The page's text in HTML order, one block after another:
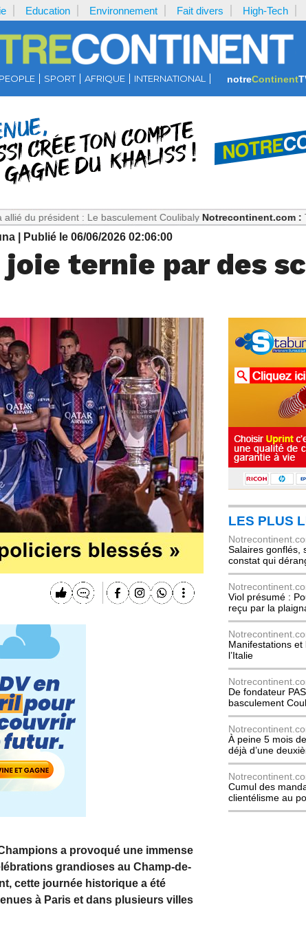
Education Environnement Fait divers High-Tech
PEOPLE SPORT AFRIQUE INTERNATIONAL notreContinent
: Le basculement Coulibaly Notrecontinent.com : Théorie
| Publié le 06/06/2026 02:06:00
joie ternie par des
a provoqué une immense
grandioses au Champ-de-
cette journée historique a été
à Paris et dans plusieurs villes
LES PLUS
Salaires gonflés,
constat qui
Viol présumé :
reçu par la
Manifestations et
l’Italie
De fondateur
basculement
À peine 5 mois
déjà d’une
Cumul des
clientélisme au